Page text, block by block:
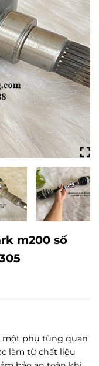
m200 số
một phụ tùng quan
làm từ chất liệu